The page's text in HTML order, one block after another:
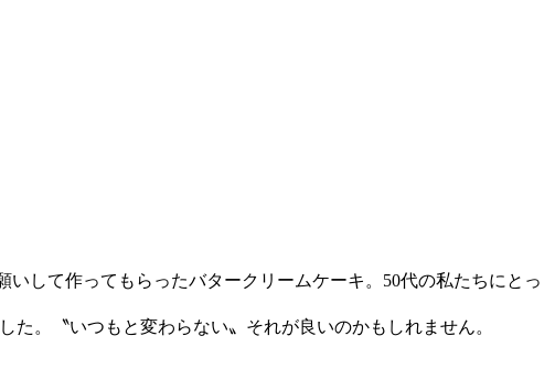
して作ってもらったバタークリームケーキ。50代の私たちにとっ
。〝いつもと変わらない〟それが良いのかもしれません。